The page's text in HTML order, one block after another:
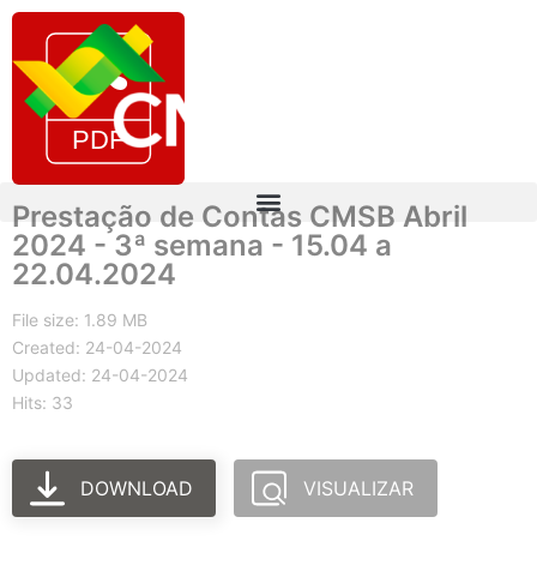
Prestação de Contas CMSB Abril
2024 - 3ª semana - 15.04 a
22.04.2024
File size: 1.89 MB
Created: 24-04-2024
Updated: 24-04-2024
Hits: 33
DOWNLOAD VISUALIZAR